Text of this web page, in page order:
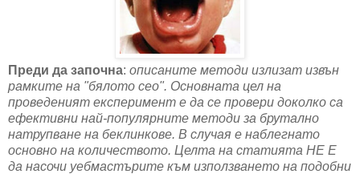
Преди да започна: описаните методи излизат извън
рамките на "бялото сео". Основната цел на
проведеният експеримент е да се провери доколко са
ефективни най-популярните методи за брутално
натрупване на беклинкове. В случая е наблегнато
основно на количеството. Целта на статията НЕ Е
да насочи уебмастърите към използването на подобни